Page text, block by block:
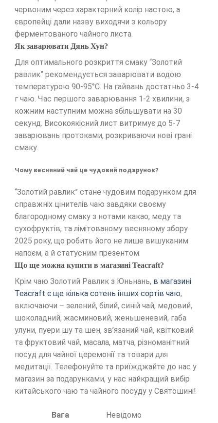
червоним через характерний колір настою, а
європейці дали назву виходячи з кольору
ферментованого чайного листа.
Як заварювати Дянь Хун?
Для оптимального розкриття смаку “Золотий
равлик” рекомендується заварювати водою
температурою 90-95°C. На гайвань достатньо 3-4
г чаю. Час першого заварювання 1-2 хвилини, з
кожним наступним можна збільшувати на 30
секунд. Високоякісний лист витримує до 5-7
заварювань протоками, розкриваючи нові грані
смаку.
Чому весняний чай це чудовий подарунок?
“Золотий равлик” стане чудовим подарунком для
справжніх цінителів чаю завдяки своєму
благородному смаку з нотами какао, меду та
сухофруктів, та лімітованому весняному збору
2025 року, що робить його не лише вишуканим
напоєм, а й статусним презентом.
Що ще можна купити в магазині Teacraft?
Крім чаю Золотий Равлик з Юньнань, в магазині
Teacraft є ще кілька сотень інших сортів чаю,
включаючи – зелений, білий, синій чай, медовий,
шоколадний, жасминовий, женьшеневий, габа
улуни, пуери шу та шен, зв’язаний чай, квітковий
та фруктовий чай, масала, матча, різноманітний
посуд для чайної церемонії та товари для
медитації. Телефонуйте та приїжджайте до нас у
магазин за подарунками, у нас найкращий вибір
китайського чаю та чайного посуду у Святошині!
Вага
Невідомо